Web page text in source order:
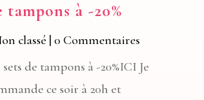
tampons à -20%
classé | 0 Commentaires
de tampons à -20%ICI Je
ce soir à 20h et